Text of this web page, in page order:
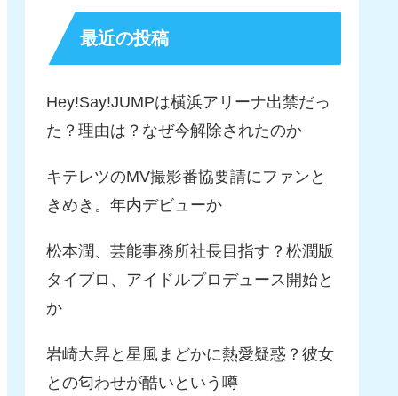
最近の投稿
Hey!Say!JUMPは横浜アリーナ出禁だっ
た？理由は？なぜ今解除されたのか
キテレツのMV撮影番協要請にファンと
きめき。年内デビューか
松本潤、芸能事務所社長目指す？松潤版
タイプロ、アイドルプロデュース開始と
か
岩崎大昇と星風まどかに熱愛疑惑？彼女
との匂わせが酷いという噂